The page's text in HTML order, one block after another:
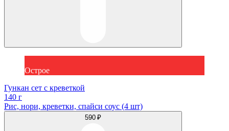
Острое
Гункан сет с креветкой
140 г
Рис, нори, креветки, спайси соус (4 шт)
590 ₽